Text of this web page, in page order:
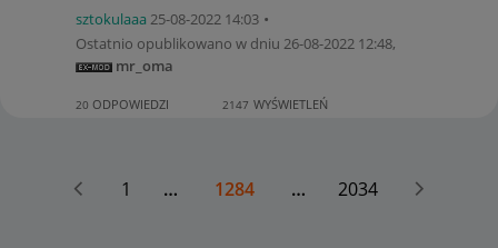
sztokulaaa ‎25-08-2022 14:03
Ostatnio opublikowano w dniu ‎26-08-2022 12:48,
mr_oma
20 ODPOWIEDZI 2147 WYŚWIETLEŃ
1 … 1284 … 2034